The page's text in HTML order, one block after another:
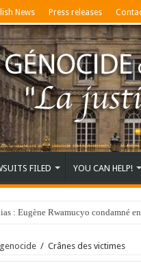
News Press releases
FILED YOU CAN HELP!
: Eugène Rwamucyo condamné
/ Crânes des victimes